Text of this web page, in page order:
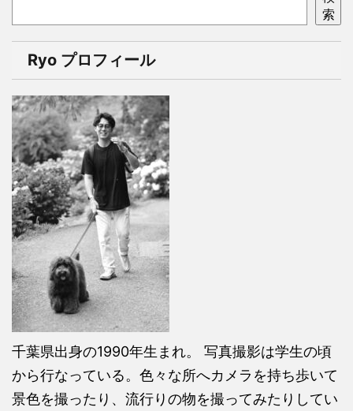
索
Ryo プロフィール
千葉県出身の1990年生まれ。 写真撮影は学生の頃
から行なっている。色々な所へカメラを持ち歩いて
景色を撮ったり、流行りの物を撮ってみたりしてい